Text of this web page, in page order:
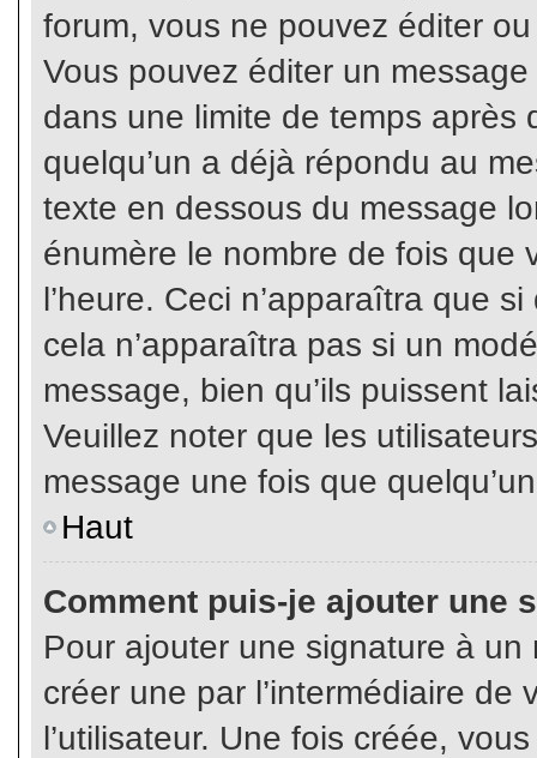
forum, vous ne pouvez éditer
Vous pouvez éditer un
dans une limite de temps après
quelqu’un a déjà répondu au
texte en dessous du message
énumère le nombre de fois que
l’heure. Ceci n’apparaîtra que
cela n’apparaîtra pas si un
message, bien qu’ils puissent
Veuillez noter que les
message une fois que
Haut
Comment puis-je ajouter une
Pour ajouter une signature à un
créer une par l’intermédiaire
l’utilisateur. Une fois créée,